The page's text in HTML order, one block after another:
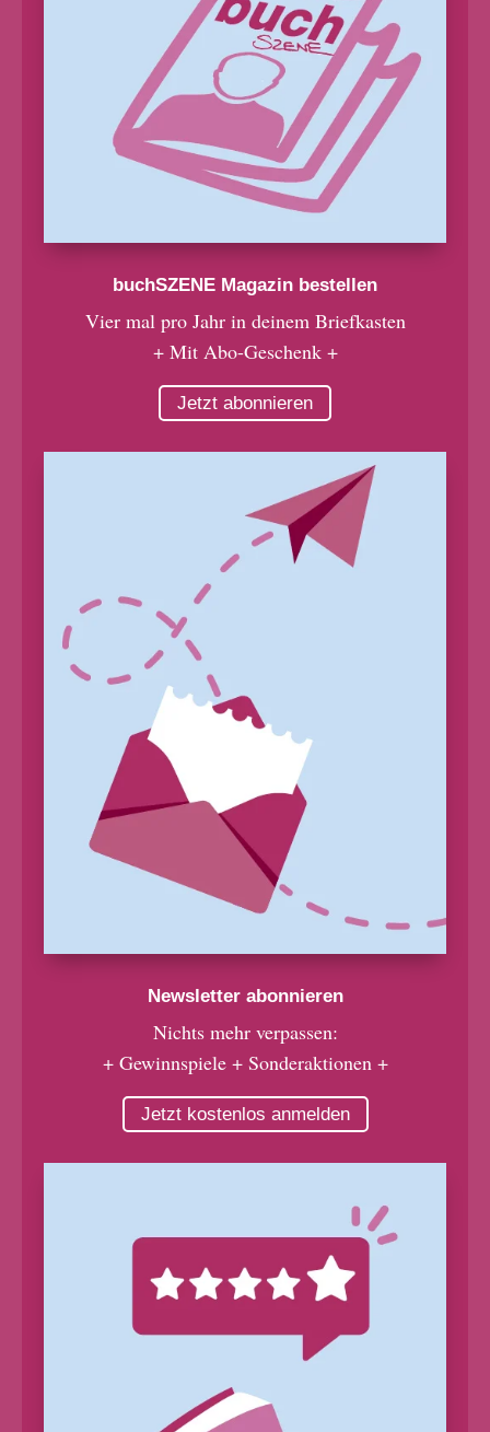
buchSZENE Magazin bestellen
Vier mal pro Jahr in deinem Briefkasten
+ Mit Abo-Geschenk +
Jetzt abonnieren
Newsletter abonnieren
Nichts mehr verpassen:
+ Gewinnspiele + Sonderaktionen +
Jetzt kostenlos anmelden